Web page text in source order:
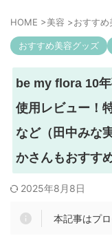
HOME >美容 >おすす
おすすめ美容グッズ
be my flora 10年
使用レビュー！
など（田中みな
かさんもおすすめ
2025年8月8日
本記事はプ